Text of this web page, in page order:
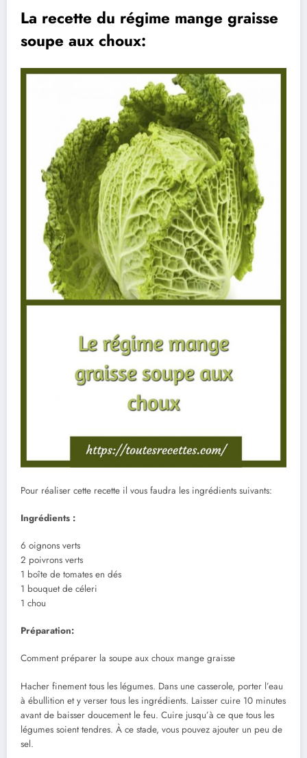
La recette du régime mange graisse
soupe aux choux:
Pour réaliser cette recette il vous faudra les ingrédients suivants:
Ingrédients :
6 oignons verts
2 poivrons verts
1 boîte de tomates en dés
1 bouquet de céleri
1 chou
Préparation:
Comment préparer la soupe aux choux mange graisse
Hacher finement tous les légumes. Dans une casserole, porter l’eau
à ébullition et y verser tous les ingrédients. Laisser cuire 10 minutes
avant de baisser doucement le feu. Cuire jusqu’à ce que tous les
légumes soient tendres. À ce stade, vous pouvez ajouter un peu de
sel.